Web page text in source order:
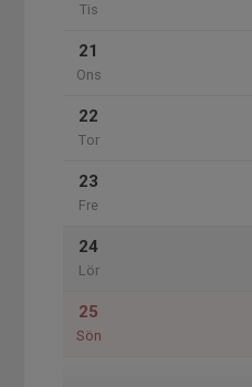
Tis
21
Ons
22
Tor
23
Fre
24
Lör
25
Sön